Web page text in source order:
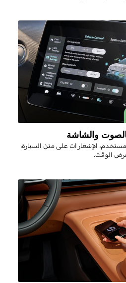
والشاشة
الإشعارات على متن السيارة،
الوقت.